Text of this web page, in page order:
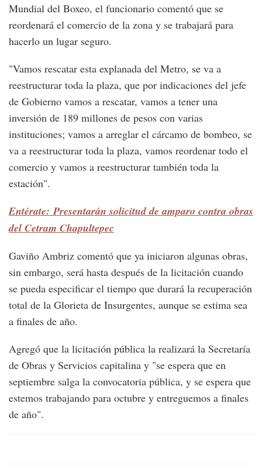
Mundial del Boxeo, el funcionario comentó que se
reordenará el comercio de la zona y se trabajará para
hacerlo un lugar seguro.
"Vamos rescatar esta explanada del Metro, se va a
reestructurar toda la plaza, que por indicaciones del jefe
de Gobierno vamos a rescatar, vamos a tener una
inversión de 189 millones de pesos con varias
instituciones; vamos a arreglar el cárcamo de bombeo, se
va a reestructurar toda la plaza, vamos reordenar todo el
comercio y vamos a reestructurar también toda la
estación".
Entérate: Presentarán solicitud de amparo contra obras
del Cetram Chapultepec
Gaviño Ambriz comentó que ya iniciaron algunas obras,
sin embargo, será hasta después de la licitación cuando
se pueda especificar el tiempo que durará la recuperación
total de la Glorieta de Insurgentes, aunque se estima sea
a finales de año.
Agregó que la licitación pública la realizará la Secretaría
de Obras y Servicios capitalina y "se espera que en
septiembre salga la convocatoria pública, y se espera que
estemos trabajando para octubre y entreguemos a finales
de año".